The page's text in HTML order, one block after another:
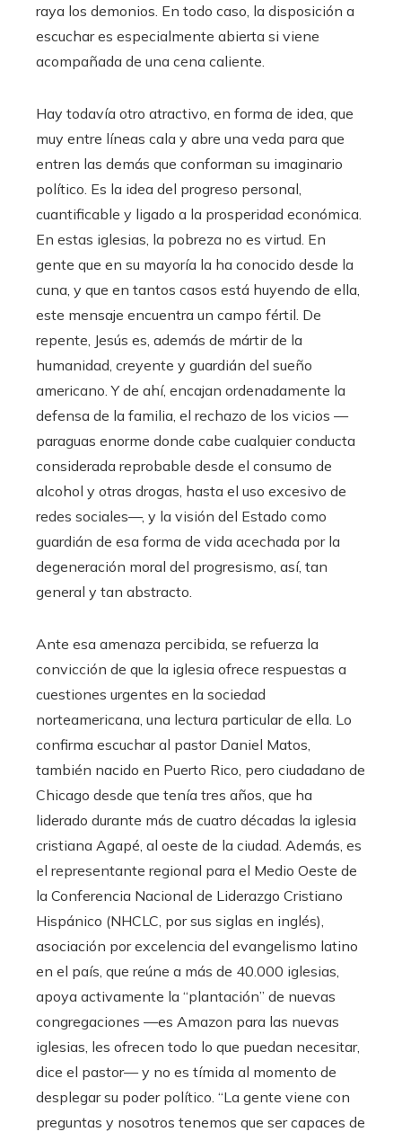
raya los demonios. En todo caso, la disposición a
escuchar es especialmente abierta si viene
acompañada de una cena caliente.
Hay todavía otro atractivo, en forma de idea, que
muy entre líneas cala y abre una veda para que
entren las demás que conforman su imaginario
político. Es la idea del progreso personal,
cuantificable y ligado a la prosperidad económica.
En estas iglesias, la pobreza no es virtud. En
gente que en su mayoría la ha conocido desde la
cuna, y que en tantos casos está huyendo de ella,
este mensaje encuentra un campo fértil. De
repente, Jesús es, además de mártir de la
humanidad, creyente y guardián del sueño
americano. Y de ahí, encajan ordenadamente la
defensa de la familia, el rechazo de los vicios —
paraguas enorme donde cabe cualquier conducta
considerada reprobable desde el consumo de
alcohol y otras drogas, hasta el uso excesivo de
redes sociales—, y la visión del Estado como
guardián de esa forma de vida acechada por la
degeneración moral del progresismo, así, tan
general y tan abstracto.
Ante esa amenaza percibida, se refuerza la
convicción de que la iglesia ofrece respuestas a
cuestiones urgentes en la sociedad
norteamericana, una lectura particular de ella. Lo
confirma escuchar al pastor Daniel Matos,
también nacido en Puerto Rico, pero ciudadano de
Chicago desde que tenía tres años, que ha
liderado durante más de cuatro décadas la iglesia
cristiana Agapé, al oeste de la ciudad. Además, es
el representante regional para el Medio Oeste de
la Conferencia Nacional de Liderazgo Cristiano
Hispánico (NHCLC, por sus siglas en inglés),
asociación por excelencia del evangelismo latino
en el país, que reúne a más de 40.000 iglesias,
apoya activamente la “plantación” de nuevas
congregaciones —es Amazon para las nuevas
iglesias, les ofrecen todo lo que puedan necesitar,
dice el pastor— y no es tímida al momento de
desplegar su poder político. “La gente viene con
preguntas y nosotros tenemos que ser capaces de